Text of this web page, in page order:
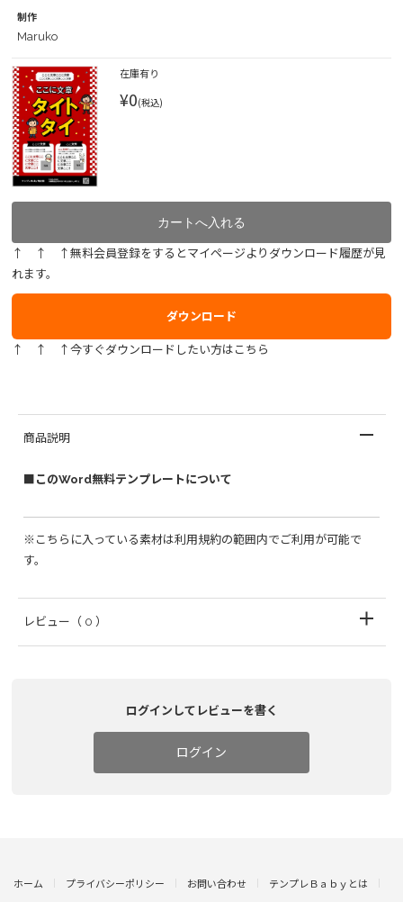
制作
Maruko
在庫有り
¥0(税込)
↑ ↑ ↑無料会員登録をするとマイページよりダウンロード履歴が見
れます。
ダウンロード
↑ ↑ ↑今すぐダウンロードしたい方はこちら
商品説明
■このWord無料テンプレートについて
※こちらに入っている素材は利用規約の範囲内でご利用が可能で
す。
レビュー （ 0 ）
ログインしてレビューを書く
ログイン
ホーム プライバシーポリシー お問い合わせ テンプレＢａｂｙとは